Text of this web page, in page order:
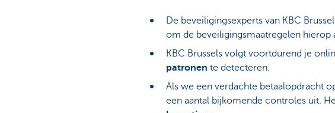
De beveiligingsexperts van KBC
om de beveiligingsmaatregelen hierop
KBC Brussels volgt voortdurend je
patronen te detecteren.
Als we een verdachte betaalopdracht
een aantal bijkomende controles uit.